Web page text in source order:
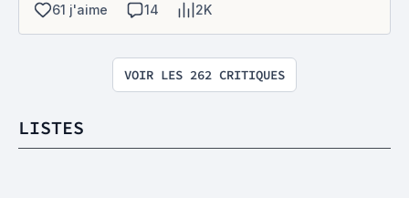
61 j'aime
14 2K
VOIR LES 262 CRITIQUES
LISTES